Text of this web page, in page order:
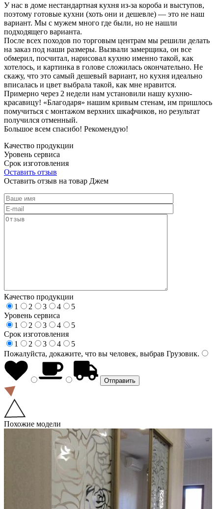
У нас в доме нестандартная кухня из-за короба и выступов,
поэтому готовые кухни (хоть они и дешевле) — это не наш
вариант. Мы с мужем много где были, но не нашли
подходящего варианта.
После всех походов по торговым центрам мы решили делать
на заказ под наши размеры. Вызвали замерщика, он все
обмерил, посчитал, нарисовал кухню именно такой, как
хотелось, и картинка в голове сложилась окончательно. Не
скажу, что это самый дешевый вариант, но кухня идеально
вписалась и цвет выбрала такой, как мне нравится.
Примерно через 2 недели нам установили нашу кухню-
красавицу! «Благодаря» нашим кривым стенам, им пришлось
помучиться с монтажом верхних шкафчиков, но результат
получился отменный.
Большое всем спасибо! Рекомендую!
Качество продукции
Уровень сервиса
Срок изготовления
Оставить отзыв
Оставить отзыв на товар Джем
Качество продукции
1
2 3 4
5
Уровень сервиса
1
2 3 4
5
Срок изготовления
1
2 3 4
5
Пожалуйста, докажите, что вы человек, выбрав Грузовик.
Похожие модели